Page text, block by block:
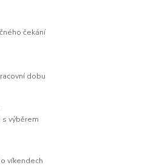
čekání
dobu
výběrem
víkendech